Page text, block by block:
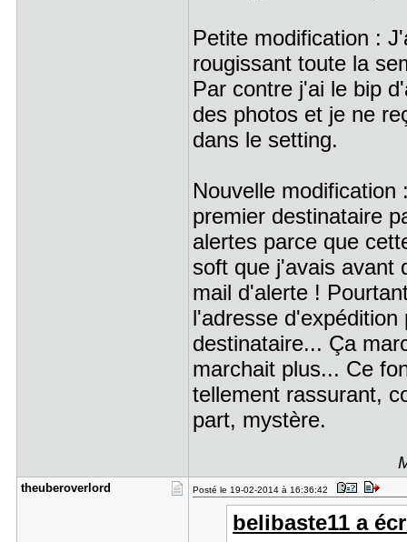
Petite modification :
rougissant toute la
Par contre j'ai le bip
des photos et je ne
dans le setting.
Nouvelle
premier destinataire
alertes parce que
soft que j'avais avant
mail d'alerte !
l'adresse
destinataire... Ça
marchait plus... Ce
tellement rassurant,
part, mystère.
theuberove​rlord Posté le 19-02-2014 à 16:36:42
belibaste11 a